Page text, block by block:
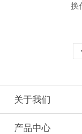
换
关于我们
产品中心